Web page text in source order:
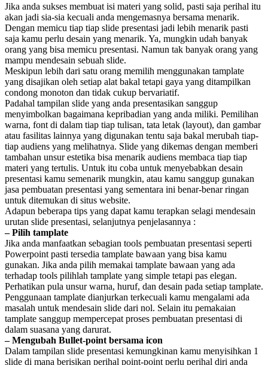
Jika anda sukses membuat isi materi yang solid, pasti saja perihal itu
akan jadi sia-sia kecuali anda mengemasnya bersama menarik.
Dengan memicu tiap tiap slide presentasi jadi lebih menarik pasti
saja kamu perlu desain yang menarik. Ya, mungkin udah banyak
orang yang bisa memicu presentasi. Namun tak banyak orang yang
mampu mendesain sebuah slide.
Meskipun lebih dari satu orang memilih menggunakan tamplate
yang disajikan oleh setiap alat bakal tetapi gaya yang ditampilkan
condong monoton dan tidak cukup bervariatif.
Padahal tampilan slide yang anda presentasikan sanggup
menyimbolkan bagaimana kepribadian yang anda miliki. Pemilihan
warna, font di dalam tiap tiap tulisan, tata letak (layout), dan gambar
atau fasilitas lainnya yang digunakan tentu saja bakal merubah tiap-
tiap audiens yang melihatnya. Slide yang dikemas dengan memberi
tambahan unsur estetika bisa menarik audiens membaca tiap tiap
materi yang tertulis. Untuk itu coba untuk menyebabkan desain
presentasi kamu semenarik mungkin, atau kamu sanggup gunakan
jasa pembuatan presentasi yang sementara ini benar-benar ringan
untuk ditemukan di situs website.
Adapun beberapa tips yang dapat kamu terapkan selagi mendesain
urutan slide presentasi, selanjutnya penjelasannya :
– Pilih tamplate
Jika anda manfaatkan sebagian tools pembuatan presentasi seperti
Powerpoint pasti tersedia tamplate bawaan yang bisa kamu
gunakan. Jika anda pilih memakai tamplate bawaan yang ada
terhadap tools pilihlah tamplate yang simple tetapi pas elegan.
Perhatikan pula unsur warna, huruf, dan desain pada setiap tamplate.
Penggunaan tamplate dianjurkan terkecuali kamu mengalami ada
masalah untuk mendesain slide dari nol. Selain itu pemakaian
tamplate sanggup mempercepat proses pembuatan presentasi di
dalam suasana yang darurat.
– Mengubah Bullet-point bersama icon
Dalam tampilan slide presentasi kemungkinan kamu menyisihkan 1
slide di mana berisikan perihal point-point perlu perihal diri anda